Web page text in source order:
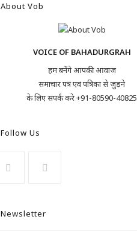
About Vob
VOICE OF BAHADURGRAH
हम बनेंगे आपकी आवाज
समाचार पत्र एवं पत्रिका से जुड़ने
के लिए संपर्क करे +91-80590-40825
Follow Us
Newsletter